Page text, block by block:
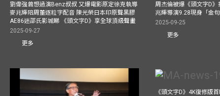
劉偉強曾想過演Benz叔叔 又爆電影原定徐克執導
麥兆輝陪周董逐粒字配音 陳光榮日本印原聲黑膠
AE86迷邵氏影城睇 《頭文字D》享全球頂級聲畫
2025-09-27
更多
周杰倫被爆《頭文字D
兆輝導演9.28現身「金
2025-09-25
更多
《頭文字D》4K復修版